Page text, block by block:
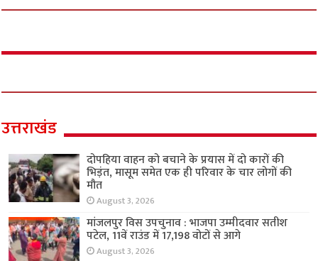
उत्तराखंड
दोपहिया वाहन को बचाने के प्रयास में दो कारों की
भिड़ंत, मासूम समेत एक ही परिवार के चार लोगों की
मौत
August 3, 2026
मांजलपुर विस उपचुनाव : भाजपा उम्मीदवार सतीश
पटेल, 11वें राउंड में 17,198 वोटों से आगे
August 3, 2026